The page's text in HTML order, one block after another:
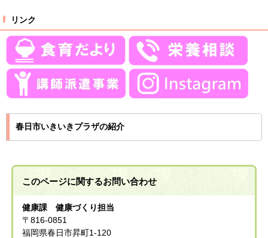
リンク
春日市いきいきプラザの紹介
このページに関するお問い合わせ
健康課 健康づくり担当
〒816-0851
福岡県春日市昇町1-120